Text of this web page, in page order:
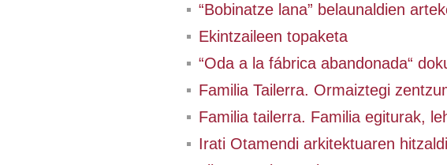
“Bobinatze lana” belaunaldien
Ekintzaileen topaketa
“Oda a la fábrica abandonada“
Familia Tailerra. Ormaiztegi
Familia tailerra. Familia egiturak,
Irati Otamendi arkitektuaren